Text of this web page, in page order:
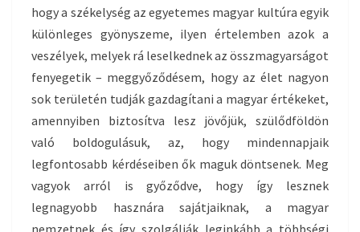
hogy a székelység az egyetemes magyar kultúra egyik
különleges gyönyszeme, ilyen értelemben azok a
veszélyek, melyek rá leselkednek az összmagyarságot
fenyegetik – meggyőződésem, hogy az élet nagyon
sok területén tudják gazdagítani a magyar értékeket,
amennyiben biztosítva lesz jövőjük, szülődföldön
való boldogulásuk, az, hogy mindennapjaik
legfontosabb kérdéseiben ők maguk döntsenek. Meg
vagyok arról is győződve, hogy így lesznek
legnagyobb hasznára sajátjaiknak, a magyar